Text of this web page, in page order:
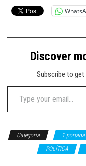
Discover
Subscribe to
Type your email…
Categoría 1 portada
POLÍTICA